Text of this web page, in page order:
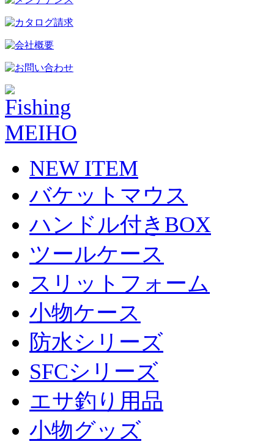
NEW ITEM
バケットマウス
ハンドル付きBOX
ツールケース
スリットフォーム
小物ケース
防水シリーズ
SFCシリーズ
エサ釣り用品
小物グッズ